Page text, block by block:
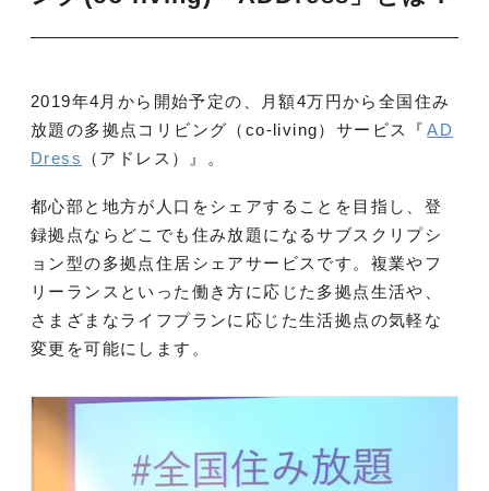
2019年4月から開始予定の、月額4万円から全国住み
放題の多拠点コリビング（co-living）サービス『 AD
Dress
（アドレス）』。
都心部と地方が人口をシェアすることを目指し、登
録拠点ならどこでも住み放題になるサブスクリプシ
ョン型の多拠点住居シェアサービスです。複業やフ
リーランスといった働き方に応じた多拠点生活や、
さまざまなライフプランに応じた生活拠点の気軽な
変更を可能にします。